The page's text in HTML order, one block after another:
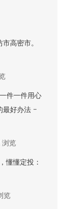
高密市。
件一件用心
最好办法 -
览
懂懂定投：
览